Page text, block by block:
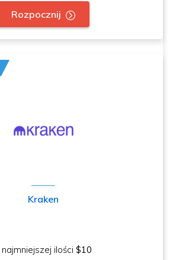
Rozpocznij
Kraken
najmniejszej ilości$10